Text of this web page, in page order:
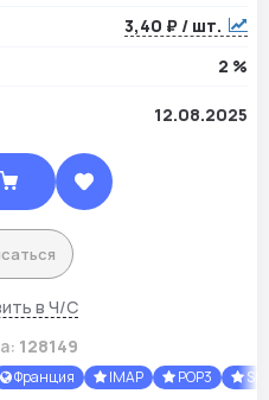
3,40 ₽ / шт.
2 %
12.08.2025
в Ч/С
128149
Франция IMAP POP3